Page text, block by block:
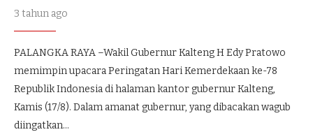
3 tahun ago
PALANGKA RAYA –Wakil Gubernur Kalteng H Edy Pratowo
memimpin upacara Peringatan Hari Kemerdekaan ke-78
Republik Indonesia di halaman kantor gubernur Kalteng,
Kamis (17/8). Dalam amanat gubernur, yang dibacakan wagub
diingatkan…